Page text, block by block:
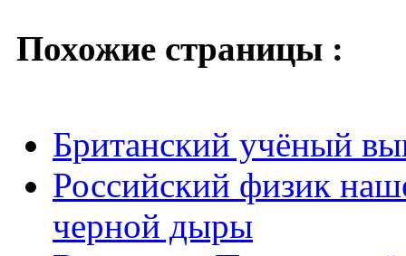
Похожие страницы :
Британский учёный
Российский физик
черной дыры